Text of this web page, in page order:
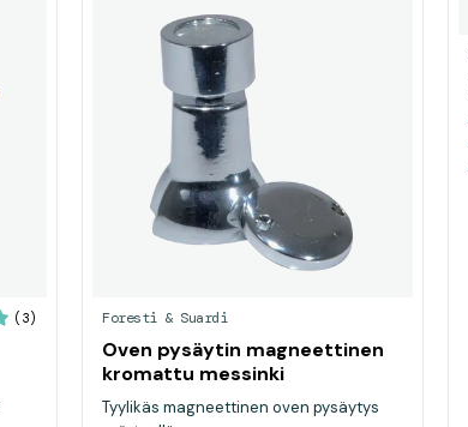
(3) Foresti & Suardi
Oven pysäytin magneettinen
kromattu messinki
Tyylikäs magneettinen oven pysäytys